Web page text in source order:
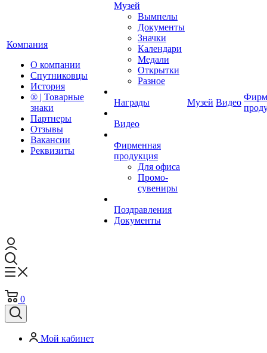
Компания
О компании
Спутниковцы
История
® | Товарные
знаки
Партнеры
Отзывы
Вакансии
Реквизиты
Музей
Вымпелы
Документы
Значки
Календари
Медали
Открытки
Разное
Награды
Видео
Фирменная
продукция
Для офиса
Промо-
сувениры
Поздравления
Документы
Музей Видео
0
Мой кабинет